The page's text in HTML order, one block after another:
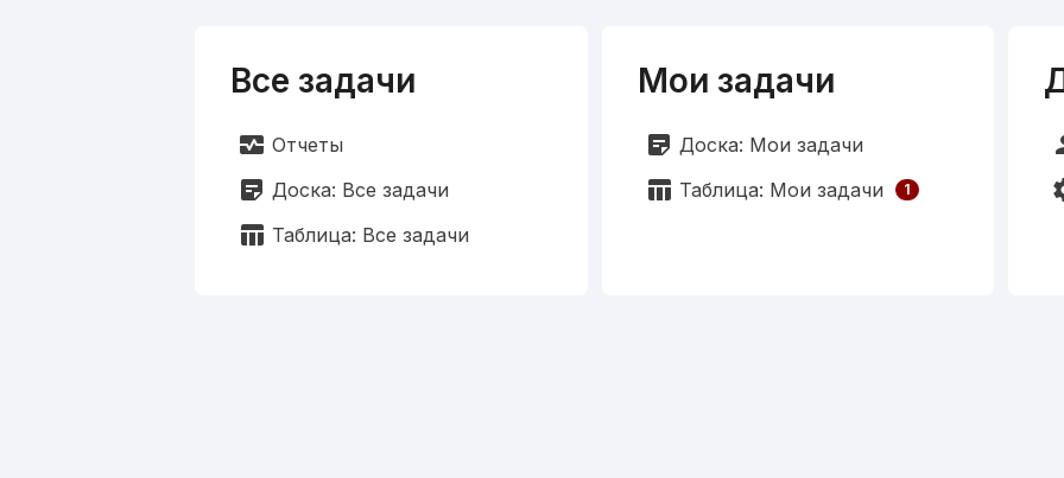
Все задачи
monitor_heart Отчеты
sticky_note_2 Доска: Все задачи
table_chart Таблица: Все задачи
Мои задачи
sticky_note_2 Доска: Мои задачи
table_chart Таблица: Мои задачи 1